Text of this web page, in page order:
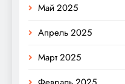
Май 2025
Апрель 2025
Март 2025